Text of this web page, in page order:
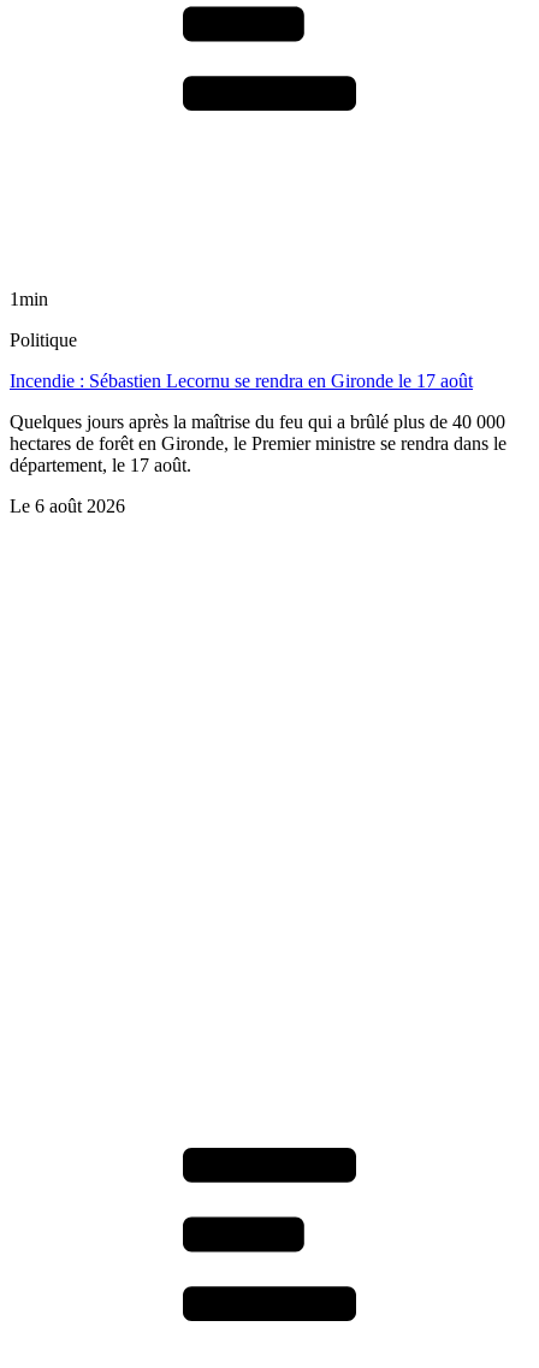
1min
Politique
Incendie : Sébastien Lecornu se rendra en Gironde le 17 août
Quelques jours après la maîtrise du feu qui a brûlé plus de 40 000
hectares de forêt en Gironde, le Premier ministre se rendra dans le
département, le 17 août.
Le 6 août 2026